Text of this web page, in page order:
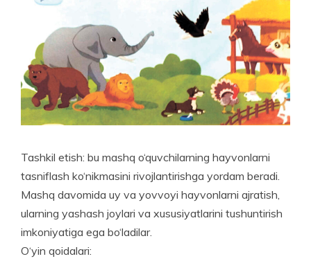
Tashkil etish: bu mashq o‘quvchilarning hayvonlarni
tasniflash ko‘nikmasini rivojlantirishga yordam beradi.
Mashq davomida uy va yovvoyi hayvonlarni ajratish,
ularning yashash joylari va xususiyatlarini tushuntirish
imkoniyatiga ega bo‘ladilar.
O‘yin qoidalari: